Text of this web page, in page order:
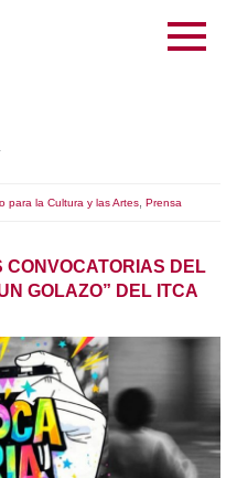
la Cultura y las Artes,Prensa
DEL
GOLAZO” DEL ITCA